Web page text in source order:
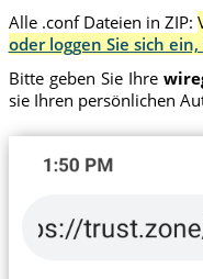
Alle .conf Dateien in ZIP:
oder loggen Sie sich
Bitte geben Sie Ihre
sie Ihren persönlichen